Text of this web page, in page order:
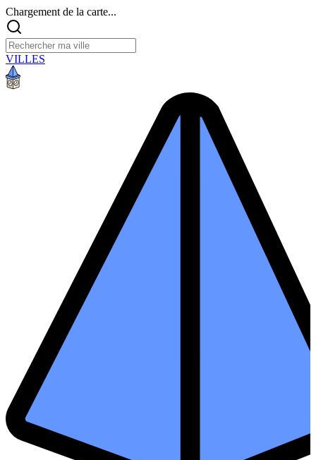
Chargement de la carte...
VILLES